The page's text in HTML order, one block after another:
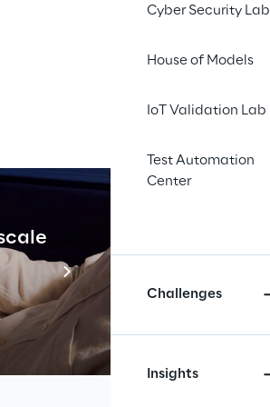
Cyber Security Lab
House of Models
IoT Validation Lab
Test Automation
Center
Challenges
Insights
Power
serie di esercizi
BI, come la
di colonne
sulla base di